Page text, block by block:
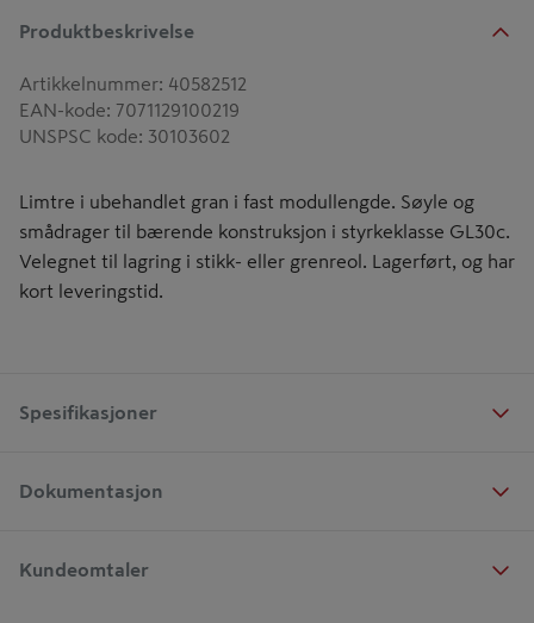
Produktbeskrivelse
Artikkelnummer: 40582512
EAN-kode: 7071129100219
UNSPSC kode: 30103602
Limtre i ubehandlet gran i fast modullengde. Søyle og
smådrager til bærende konstruksjon i styrkeklasse GL30c.
Velegnet til lagring i stikk- eller grenreol. Lagerført, og har
kort leveringstid.
Spesifikasjoner
Dokumentasjon
Kundeomtaler